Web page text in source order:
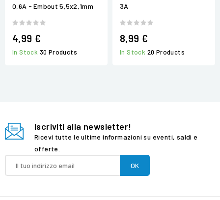
0,6A - Embout 5,5x2,1mm
4,99 €
In Stock 30 Products
3A
8,99 €
In Stock 20 Products
Iscriviti alla newsletter!
Ricevi tutte le ultime informazioni su eventi, saldi e
offerte.